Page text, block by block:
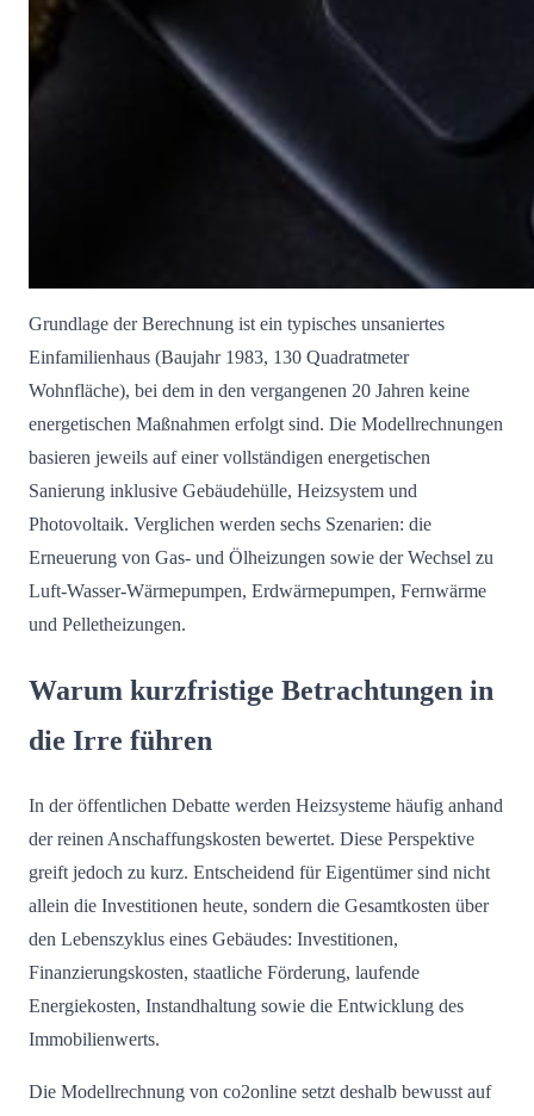
Grundlage der Berechnung ist ein typisches unsaniertes
Einfamilienhaus (Baujahr 1983, 130 Quadratmeter
Wohnfläche), bei dem in den vergangenen 20 Jahren keine
energetischen Maßnahmen erfolgt sind. Die Modellrechnungen
basieren jeweils auf einer vollständigen energetischen
Sanierung inklusive Gebäudehülle, Heizsystem und
Photovoltaik. Verglichen werden sechs Szenarien: die
Erneuerung von Gas- und Ölheizungen sowie der Wechsel zu
Luft-Wasser-Wärmepumpen, Erdwärmepumpen, Fernwärme
und Pelletheizungen.
Warum kurzfristige Betrachtungen in
die Irre führen
In der öffentlichen Debatte werden Heizsysteme häufig anhand
der reinen Anschaffungskosten bewertet. Diese Perspektive
greift jedoch zu kurz. Entscheidend für Eigentümer sind nicht
allein die Investitionen heute, sondern die Gesamtkosten über
den Lebenszyklus eines Gebäudes: Investitionen,
Finanzierungskosten, staatliche Förderung, laufende
Energiekosten, Instandhaltung sowie die Entwicklung des
Immobilienwerts.
Die Modellrechnung von co2online setzt deshalb bewusst auf